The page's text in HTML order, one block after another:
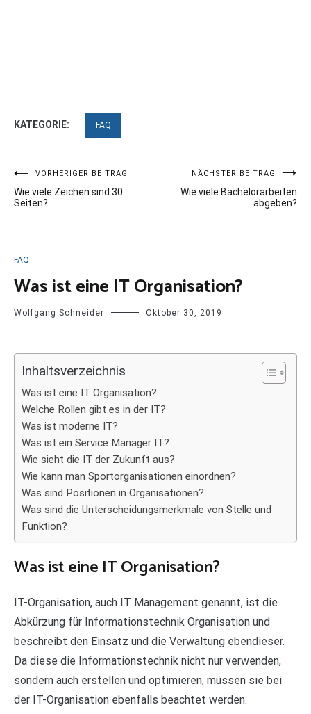
KATEGORIE: FAQ
Beitragsnavigation
VORHERIGER BEITRAG
Wie viele Zeichen sind 30
Seiten?
NÄCHSTER BEITRAG
Wie viele Bachelorarbeiten
abgeben?
FAQ
Was ist eine IT Organisation?
Wolfgang Schneider Oktober 30, 2019
Inhaltsverzeichnis
Was ist eine IT Organisation?
Welche Rollen gibt es in der IT?
Was ist moderne IT?
Was ist ein Service Manager IT?
Wie sieht die IT der Zukunft aus?
Wie kann man Sportorganisationen einordnen?
Was sind Positionen in Organisationen?
Was sind die Unterscheidungsmerkmale von Stelle und
Funktion?
Was ist eine IT Organisation?
IT-Organisation, auch IT Management genannt, ist die
Abkürzung für Informationstechnik Organisation und
beschreibt den Einsatz und die Verwaltung ebendieser.
Da diese die Informationstechnik nicht nur verwenden,
sondern auch erstellen und optimieren, müssen sie bei
der IT-Organisation ebenfalls beachtet werden.